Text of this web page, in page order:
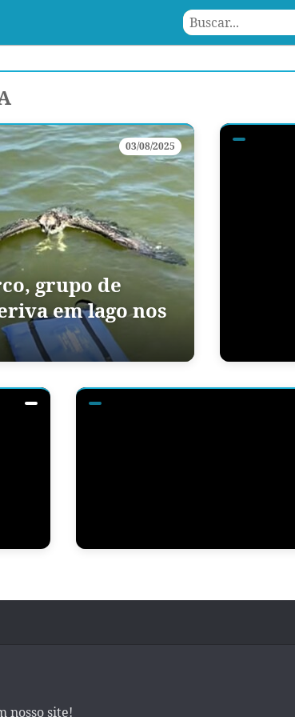
03/08/2025
grupo de
em lago nos
nosso site!